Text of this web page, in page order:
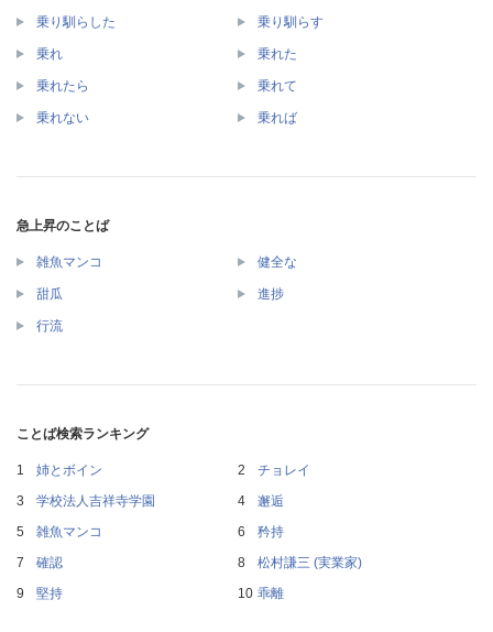
乗り馴らした 乗り馴らす
乗れ 乗れた
乗れたら 乗れて
乗れない 乗れば
急上昇のことば
雑魚マンコ 健全な
甜瓜 進捗
行流
ことば検索ランキング
姉とボイン
チョレイ
学校法人吉祥寺学園
邂逅
雑魚マンコ
矜持
確認
松村謙三 (実業家)
堅持
乖離